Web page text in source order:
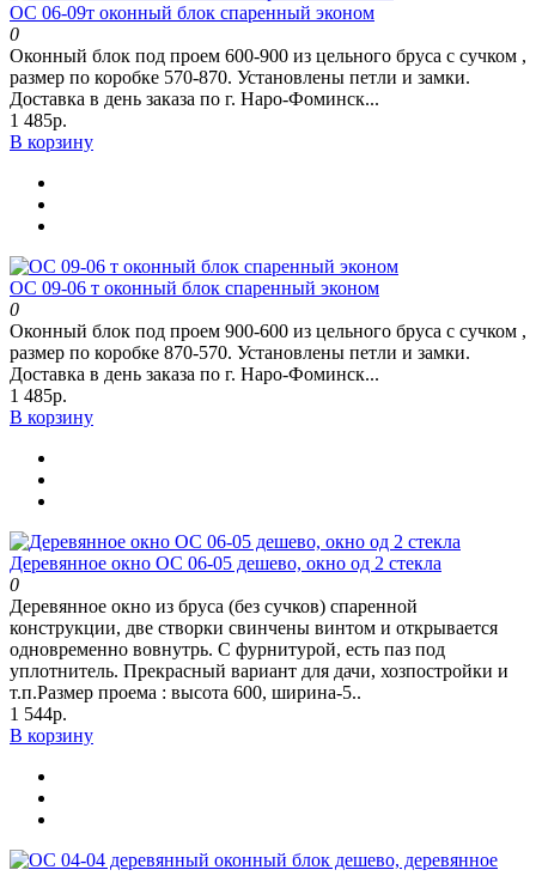
ОС 06-09т оконный блок спаренный эконом
0
Оконный блок под проем 600-900 из цельного бруса с сучком ,
размер по коробке 570-870. Установлены петли и замки.
Доставка в день заказа по г. Наро-Фоминск...
1 485р.
В корзину
ОС 09-06 т оконный блок спаренный эконом
0
Оконный блок под проем 900-600 из цельного бруса с сучком ,
размер по коробке 870-570. Установлены петли и замки.
Доставка в день заказа по г. Наро-Фоминск...
1 485р.
В корзину
Деревянное окно ОС 06-05 дешево, окно од 2 стекла
0
Деревянное окно из бруса (без сучков) спаренной
конструкции, две створки свинчены винтом и открывается
одновременно вовнутрь. С фурнитурой, есть паз под
уплотнитель. Прекрасный вариант для дачи, хозпостройки и
т.п.Размер проема : высота 600, ширина-5..
1 544р.
В корзину